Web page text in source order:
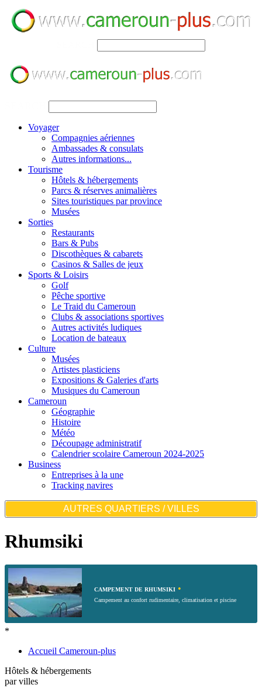
Voyager
Compagnies aériennes
Ambassades & consulats
Autres informations...
Tourisme
Hôtels & hébergements
Parcs & réserves animalières
Sites touristiques par province
Musées
Sorties
Restaurants
Bars & Pubs
Discothèques & cabarets
Casinos & Salles de jeux
Sports & Loisirs
Golf
Pêche sportive
Le Traid du Cameroun
Clubs & associations sportives
Autres activités ludiques
Location de bateaux
Culture
Musées
Artistes plasticiens
Expositions & Galeries d'arts
Musiques du Cameroun
Cameroun
Géographie
Histoire
Météo
Découpage administratif
Calendrier scolaire Cameroun 2024-2025
Business
Entreprises à la une
Tracking navires
AUTRES QUARTIERS / VILLES
Rhumsiki
CAMPEMENT DE RHUMSIKI •
Campement au confort rudimentaire, climatisation et piscine
*
Accueil Cameroun-plus
Hôtels & hébergements
par villes